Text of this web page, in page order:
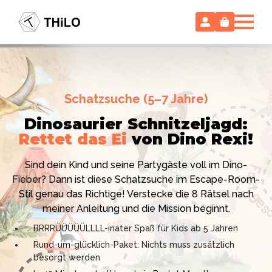
Hollywood-Action im
Kinderzimmer – ohne
Vorbereitungsstress!
Ich bin THiLO, "Dein SPIEGEL"-Bestseller-Autor und
TV-Profi (ZDF "1, 2 oder 3"). Entdecke jetzt meine
Schatzsuchen und Escape Rooms zum Sofort-
Download. Und natürlich meine Ebooks.
Schatzsuche (5–7 Jahre)
Dinosaurier Schnitzeljagd:
Rettet das Ei von Dino Rexi!
Sind dein Kind und seine Partygäste voll im Dino-
Fieber? Dann ist diese Schatzsuche im Escape-Room-
Stil genau das Richtige! Verstecke die 8 Rätsel nach
meiner Anleitung und die Mission beginnt.
BRRRÜÜÜÜÜLLLL-inater Spaß für Kids ab 5 Jahren
Rund-um-glücklich-Paket: Nichts muss zusätzlich
besorgt werden
Escape Room (ab 8 oder 12 Jahre)
Locked-up Agents: Im Labor
des Virologen
Das gab es noch nie: Verwandele dein Zuhause in ein
High-Tech Labor! Unser 24-seitiges PDF enthält alles:
Mission, Agentenausweise, Rätsel und Requisiten.
Knackt den Fall in 90 Minuten!
Kniffliger Rätselspaß für 2 bis 6 Spieler (8 - 11 oder 12–
99 Jahre)
Professionelles PDF: Agentenausweise & Schilder
inklusive